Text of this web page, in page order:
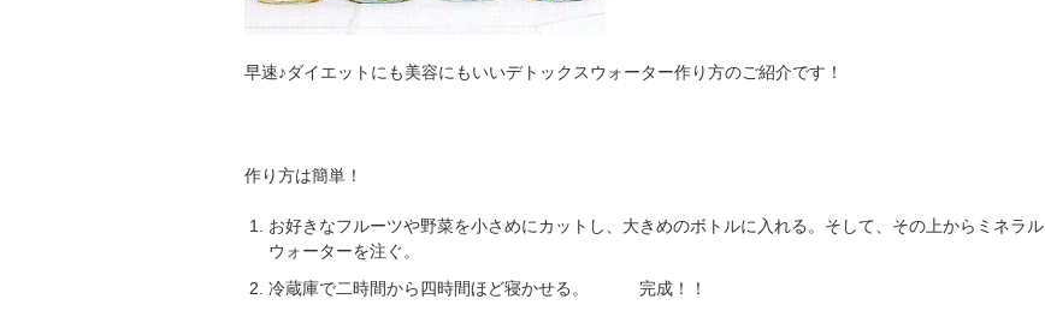
早速♪ダイエットにも美容にもいいデトックスウォーター作り方のご紹介です！
作り方は簡単！
お好きなフルーツや野菜を小さめにカットし、大きめのボトルに入れる。そして、その上からミネラル
ウォーターを注ぐ。
冷蔵庫で二時間から四時間ほど寝かせる。 完成！！